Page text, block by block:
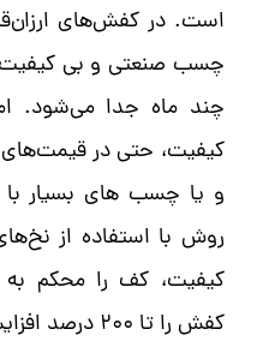
است. در کفش‌های
چسب صنعتی و بی
چند ماه جدا می‌شود.
کیفیت، حتی در
و یا چسب های بسیار با
روش با استفاده از
کیفیت، کف را محکم
کفش را تا ۲۰۰ درصد افزایش می‌دهد.